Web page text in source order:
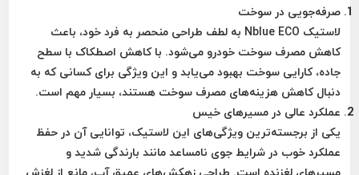
صرفه‌جویی در سوخت
لاستیک Nblue ECO به لطف طراحی منحصر به فرد خود، باعث
کاهش مصرف سوخت خودرو می‌شود. با کاهش اصطکاک با سطح
جاده، کارایی سوخت بهبود می‌یابد و این ویژگی برای کسانی که به
دنبال کاهش هزینه‌های مصرف سوخت هستند، بسیار مهم است.
عملکرد عالی در مسیرهای خیس
یکی از برجسته‌ترین ویژگی‌های این لاستیک، توانایی آن در حفظ
عملکرد خوب در شرایط جوی نامساعد مانند بارندگی شدید و